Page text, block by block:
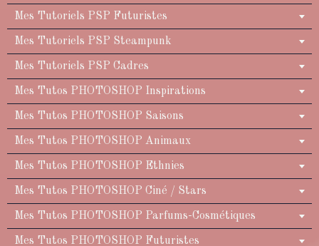
Mes Tutoriels PSP Futuristes
Mes Tutoriels PSP Steampunk
Mes Tutoriels PSP Cadres
Mes Tutos PHOTOSHOP Inspirations
Mes Tutos PHOTOSHOP Saisons
Mes Tutos PHOTOSHOP Animaux
Mes Tutos PHOTOSHOP Ethnies
Mes Tutos PHOTOSHOP Ciné / Stars
Mes Tutos PHOTOSHOP Parfums-Cosmétiques
Mes Tutos PHOTOSHOP Futuristes